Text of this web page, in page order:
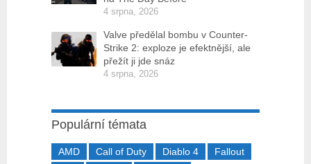
4 srpna, 2026
Valve předělal bombu v Counter-
Strike 2: exploze je efektnější, ale
přežít ji jde snáz
4 srpna, 2026
Populární témata
AMD Call of Duty Diablo 4
Fallout